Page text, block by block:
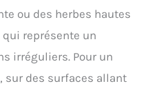
: ramassage,
éjection
et arrière. Bac de
avec témoin de
pour un
toujours
ou des herbes hautes
représente un
irréguliers. Pour un
sur des surfaces allant